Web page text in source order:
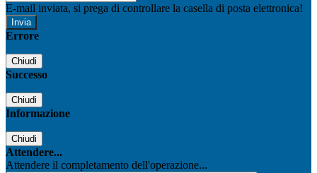
E-mail inviata, si prega di controllare la casella di posta elettronica!
Errore
Chiudi
Successo
Chiudi
Informazione
Chiudi
Attendere...
Attendere il completamento dell'operazione...